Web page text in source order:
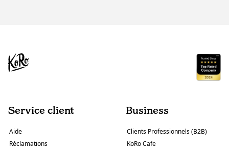
Service client
Aide
Réclamations
Business
Clients Professionnels (B2B)
KoRo Cafe